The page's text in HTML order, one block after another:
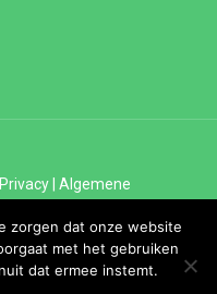
Privacy| Algemene
zorgen dat onze website
met het gebruiken
dat ermee instemt.